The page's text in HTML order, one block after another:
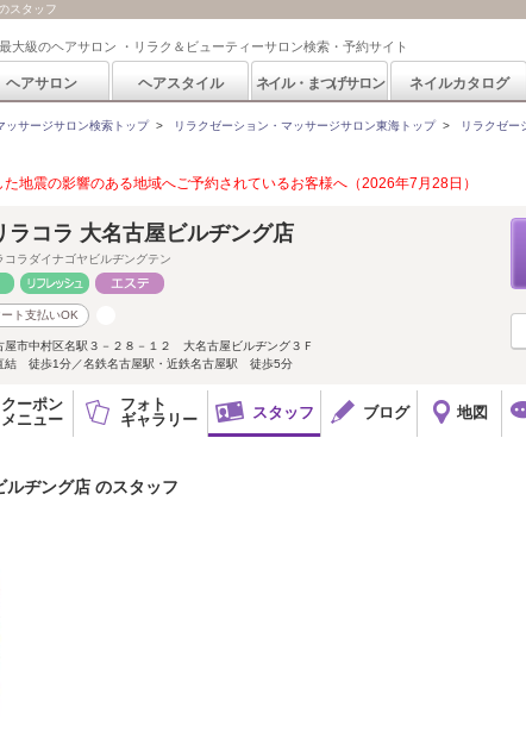
スタッフ
大級のヘアサロン ・リラク＆ビューティーサロン検索・予約サイト
ヘアサロン ヘアスタイル ネイル・まつげサロン ネイルカタログ
ッサージサロン検索トップ> リラクゼーション・マッサージサロン東海トップ> リラクゼー
た地震の影響のある地域へご予約されているお客様へ（2026年7月28日）
ラコラ 大名古屋ビルヂング店
コラダイナゴヤビルヂングテン
ト支払いOK
屋市中村区名駅３－２８－１２ 大名古屋ビルヂング３Ｆ
結 徒歩1分／名鉄名古屋駅・近鉄名古屋駅 徒歩5分
クーポン
メニュー
フォト
ギャラリー
スタッフ ブログ 地図
ヂング店 のスタッフ